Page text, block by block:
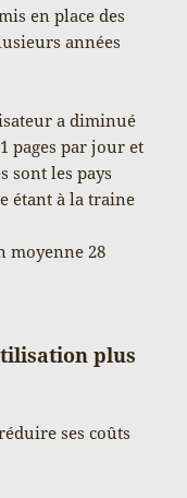
en place des
années
a diminué
pages par jour et
sont les pays
étant à la traine
moyenne 28
plus
ses coûts